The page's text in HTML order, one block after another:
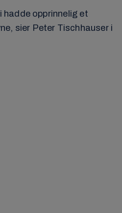
hadde opprinnelig et
sier Peter Tischhauser i